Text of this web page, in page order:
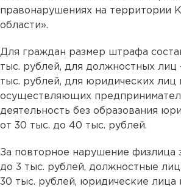
правонарушениях на территории
области».
Для граждан размер штрафа
тыс. рублей, для должностных лиц
тыс. рублей, для юридических лиц
осуществляющих
деятельность без образования
от 30 тыс. до 40 тыс. рублей.
За повторное нарушение физлица
до 3 тыс. рублей, должностные
30 тыс. рублей, юридические лица